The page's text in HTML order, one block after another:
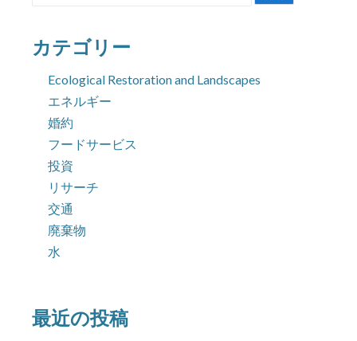
象:
カテゴリー
Ecological Restoration and Landscapes
エネルギー
婚約
フードサービス
投資
リサーチ
交通
廃棄物
水
最近の投稿